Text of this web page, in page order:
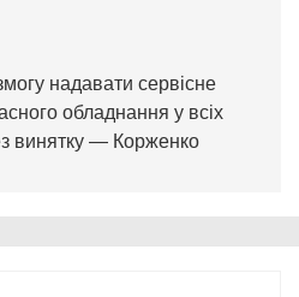
надавати сервісне
обладнання у всіх
винятку — Корженко